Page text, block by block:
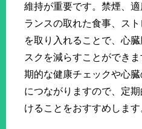
維持が重要です。禁煙、
ランスの取れた食事、ス
を取り入れることで、心臓
スクを減らすことができ
期的な健康チェックや心
につながりますので、定
けることをおすすめします